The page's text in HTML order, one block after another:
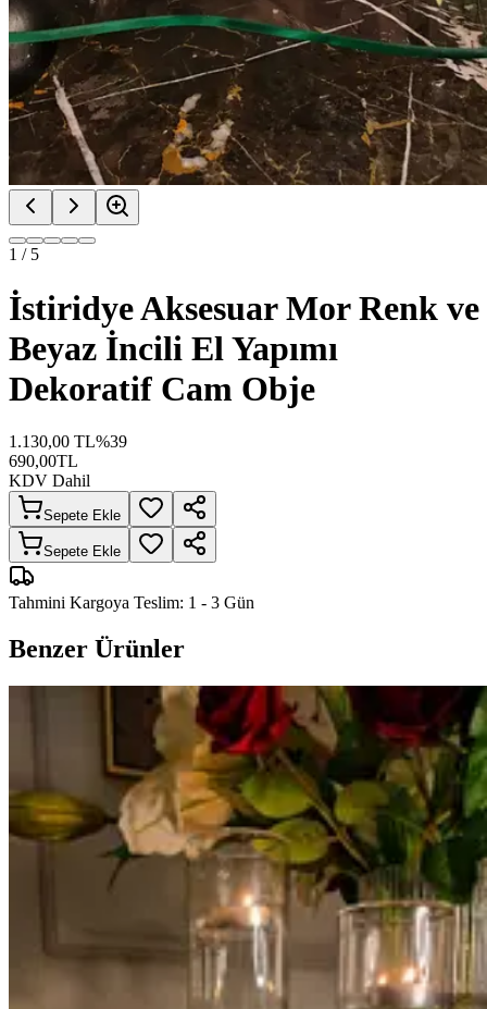
1 / 5
İstiridye Aksesuar Mor Renk ve
Beyaz İncili El Yapımı
Dekoratif Cam Obje
1.130,00 TL%39
690,00TL
KDV Dahil
Sepete Ekle
Sepete Ekle
Tahmini Kargoya Teslim: 1 - 3 Gün
Benzer Ürünler